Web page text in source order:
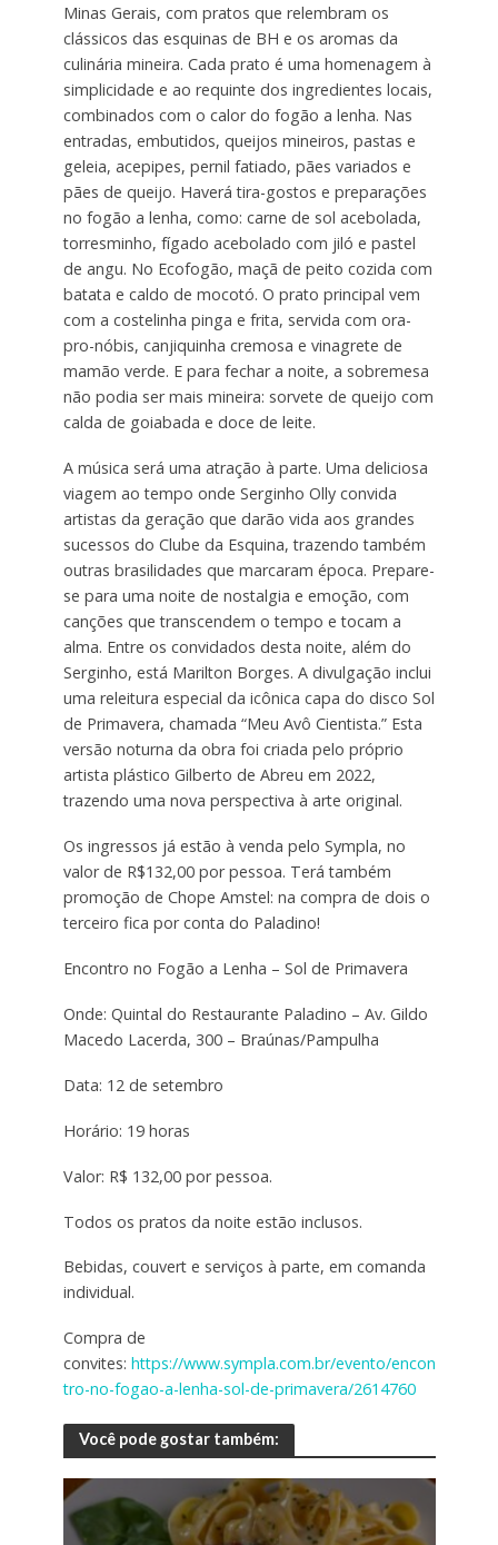
Minas Gerais, com pratos que relembram os
clássicos das esquinas de BH e os aromas da
culinária mineira. Cada prato é uma homenagem à
simplicidade e ao requinte dos ingredientes locais,
combinados com o calor do fogão a lenha. Nas
entradas, embutidos, queijos mineiros, pastas e
geleia, acepipes, pernil fatiado, pães variados e
pães de queijo. Haverá tira-gostos e preparações
no fogão a lenha, como: carne de sol acebolada,
torresminho, fígado acebolado com jiló e pastel
de angu. No Ecofogão, maçã de peito cozida com
batata e caldo de mocotó. O prato principal vem
com a costelinha pinga e frita, servida com ora-
pro-nóbis, canjiquinha cremosa e vinagrete de
mamão verde. E para fechar a noite, a sobremesa
não podia ser mais mineira: sorvete de queijo com
calda de goiabada e doce de leite.
A música será uma atração à parte. Uma deliciosa
viagem ao tempo onde Serginho Olly convida
artistas da geração que darão vida aos grandes
sucessos do Clube da Esquina, trazendo também
outras brasilidades que marcaram época. Prepare-
se para uma noite de nostalgia e emoção, com
canções que transcendem o tempo e tocam a
alma. Entre os convidados desta noite, além do
Serginho, está Marilton Borges. A divulgação inclui
uma releitura especial da icônica capa do disco Sol
de Primavera, chamada “Meu Avô Cientista.” Esta
versão noturna da obra foi criada pelo próprio
artista plástico Gilberto de Abreu em 2022,
trazendo uma nova perspectiva à arte original.
Os ingressos já estão à venda pelo Sympla, no
valor de R$132,00 por pessoa. Terá também
promoção de Chope Amstel: na compra de dois o
terceiro fica por conta do Paladino!
Encontro no Fogão a Lenha – Sol de Primavera
Onde: Quintal do Restaurante Paladino – Av. Gildo
Macedo Lacerda, 300 – Braúnas/Pampulha
Data: 12 de setembro
Horário: 19 horas
Valor: R$ 132,00 por pessoa.
Todos os pratos da noite estão inclusos.
Bebidas, couvert e serviços à parte, em comanda
individual.
Compra de
convites: https://www.sympla.com.br/evento/encon
tro-no-fogao-a-lenha-sol-de-primavera/2614760
Você pode gostar também: